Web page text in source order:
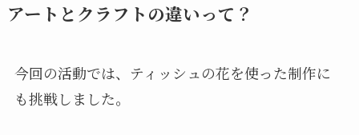
アートとクラフトの違いって？
今回の活動では、ティッシュの花を使った制作に
も挑戦しました。